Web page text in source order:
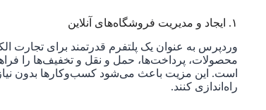
۱. ایجاد و مدیریت فروشگاه‌های آنلاین
وردپرس به عنوان یک پلتفرم قدرتمند برای تجارت
محصولات، پرداخت‌ها، حمل و نقل و تخفیف‌ها را
است. این مزیت باعث می‌شود کسب‌وکارها بدون نیاز
راه‌اندازی کنند.